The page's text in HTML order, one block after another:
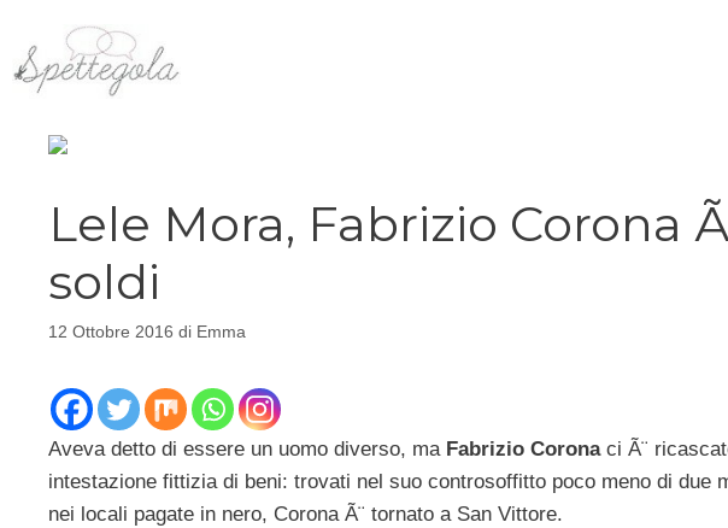
contenuto
Lele Mora, Fabrizio Corona
soldi
12 Ottobre 2016 di Emma
Aveva detto di essere un uomo diverso, ma Fabrizio Coronaci Ã¨
intestazione fittizia di beni: trovati nel suo controsoffitto poco meno di due
nei locali pagate in nero, Corona Ã¨ tornato a San Vittore.